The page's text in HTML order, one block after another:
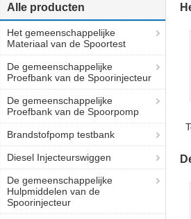
Alle producten
Het gemeenschappelijke
Materiaal van de Spoortest
De gemeenschappelijke
Proefbank van de Spoorinjecteur
De gemeenschappelijke
Proefbank van de Spoorpomp
Brandstofpomp testbank
Diesel Injecteurswiggen
De gemeenschappelijke
Hulpmiddelen van de
Spoorinjecteur